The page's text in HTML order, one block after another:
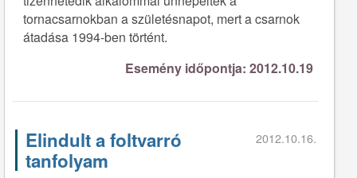
tornacsarnokban a születésnapot, mert a csarnok
átadása 1994-ben történt.
Esemény időpontja: 2012.10.19
Elindult a foltvarró
tanfolyam
2012.10.16.